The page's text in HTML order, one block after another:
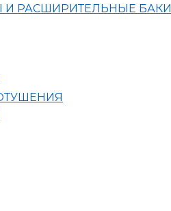
РАСШИРИТЕЛЬНЫЕ БАКИ